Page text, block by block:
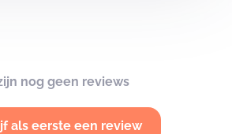
nog geen reviews
als eerste een review